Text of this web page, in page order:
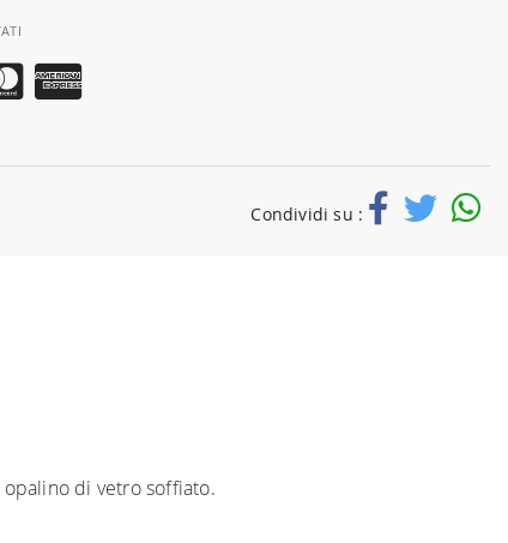
Condividi su :
di vetro soffiato.